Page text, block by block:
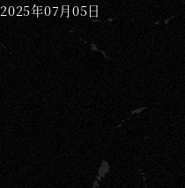
2025年07月05日